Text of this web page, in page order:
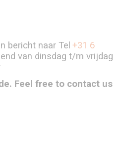
bericht naar Tel +31 6
van dinsdag t/m vrijdag
Feel free to contact us